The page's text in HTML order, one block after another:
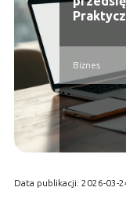
Biznes
Data publikacji: 2026-03-